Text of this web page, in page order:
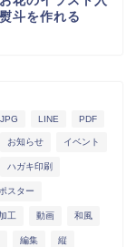
斗を作れる
JPG LINE PDF
お知らせ イベント
ハガキ印刷
ポスター
加工 動画 和風
編集 縦